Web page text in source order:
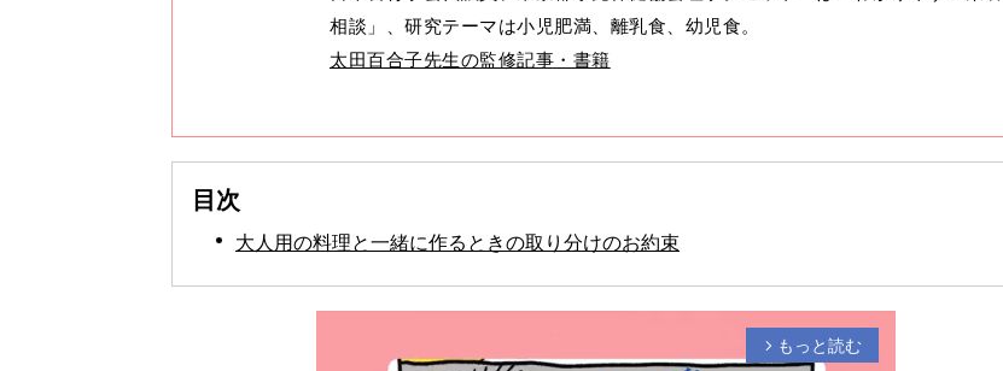
相談」、研究テーマは小児肥満、離乳食、幼児食。
太田百合子先生の監修記事・書籍
目次
大人用の料理と一緒に作るときの取り分けのお約束
arrow_forward_ios もっと読む